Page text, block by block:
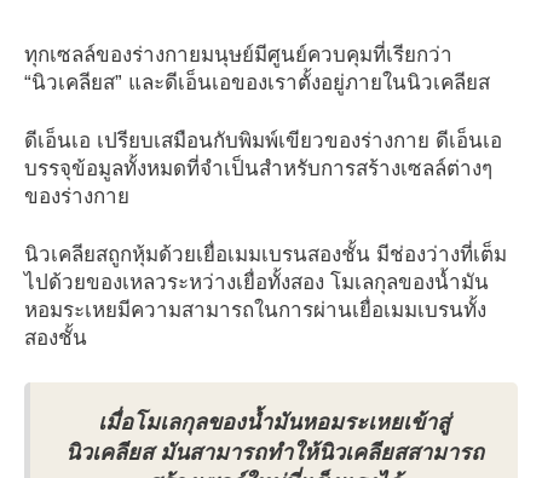
ทุกเซลล์ของร่างกายมนุษย์มีศูนย์ควบคุมที่เรียกว่า
“นิวเคลียส” และดีเอ็นเอของเราตั้งอยู่ภายในนิวเคลียส
ดีเอ็นเอ เปรียบเสมือนกับพิมพ์เขียวของร่างกาย ดีเอ็นเอ
บรรจุข้อมูลทั้งหมดที่จำเป็นสำหรับการสร้างเซลล์ต่างๆ
ของร่างกาย
นิวเคลียสถูกหุ้มด้วยเยื่อเมมเบรนสองชั้น มีช่องว่างที่เต็ม
ไปด้วยของเหลวระหว่างเยื่อทั้งสอง โมเลกุลของน้ำมัน
หอมระเหยมีความสามารถในการผ่านเยื่อเมมเบรนทั้ง
สองชั้น
เมื่อโมเลกุลของน้ำมันหอมระเหยเข้าสู่
นิวเคลียส มันสามารถทำให้นิวเคลียสสามารถ